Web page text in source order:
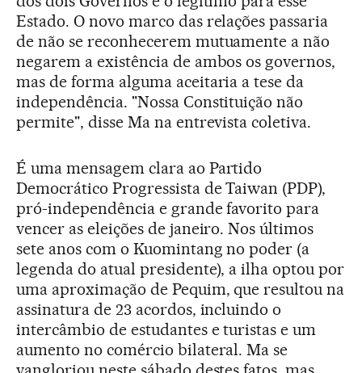
Estado. O novo marco das relações passaria
de não se reconhecerem mutuamente a não
negarem a existência de ambos os governos,
mas de forma alguma aceitaria a tese da
independência. "Nossa Constituição não
permite", disse Ma na entrevista coletiva.
É uma mensagem clara ao Partido
Democrático Progressista de Taiwan (PDP),
pró-independência e grande favorito para
vencer as eleições de janeiro. Nos últimos
sete anos com o Kuomintang no poder (a
legenda do atual presidente), a ilha optou por
uma aproximação de Pequim, que resultou na
assinatura de 23 acordos, incluindo o
intercâmbio de estudantes e turistas e um
aumento no comércio bilateral. Ma se